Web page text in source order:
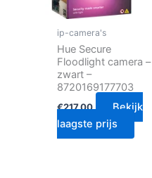
ip-camera's
Hue Secure
Floodlight camera –
zwart –
8720169177703
€217.00
Bekijk
laagste prijs